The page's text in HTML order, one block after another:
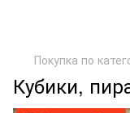
Покупка по
Кубики,